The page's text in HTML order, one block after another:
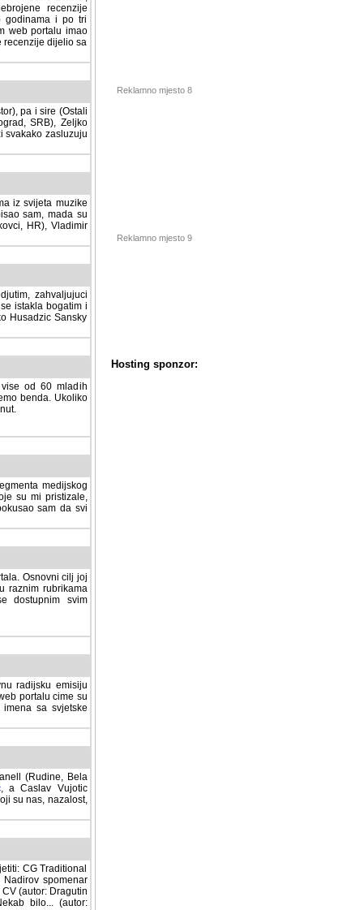
recenzije muzickih
i po tri osnovne
imao svoju rubriku.
sa svima vama,
pa i sire (Ostali
Zeljko Milovic
zasluzuju da se
iz svijeta muzike
sam, mada su
HR), Vladimir
zahvaljujuci veliki
istakla bogatim i
Husadzic Sansky
od 60 mladih
benda. Ukoliko im
medijskog
su mi pristizale,
sam da svi
Osnovni cilj joj
raznim rubrikama
dostupnim svim
radijsku emisiju
portalu cime su
sa svjetske
(Rudine, Bela
, a Caslav Vujotic
su nas, nazalost,
CG Traditional
Nadirov spomenar
(autor: Dragutin
bilo... (autor: